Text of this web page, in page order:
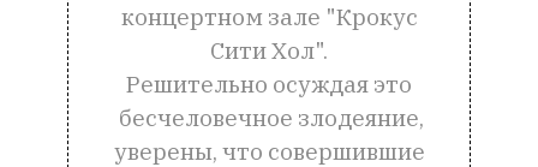
концертном зале "Крокус
Сити Хол".
Решительно осуждая это
бесчеловечное злодеяние,
уверены, что совершившие